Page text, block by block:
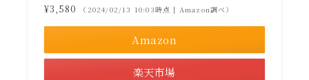
¥3,580
（2024/02/13 10:03時点 | Amazon調べ）
Amazon
楽天市場